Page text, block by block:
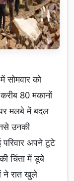
सोमवार को
80 मकानों
मलबे में बदल
उनकी
परिवार अपने टूटे
चिंता में डूबे
ने रात खुले